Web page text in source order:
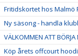
Fritidskortet hos Malmö
Ny säsong - handla
VÄLKOMMEN ATT
Köp årets offcourt